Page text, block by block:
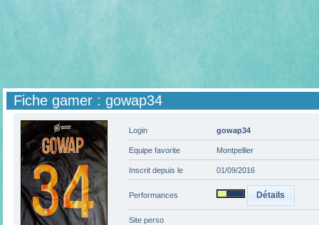
Fiche gamer : gowap34
Login gowap34
Equipe favorite Montpellier
Inscrit depuis le 01/09/2016
Performances Détails
Site perso